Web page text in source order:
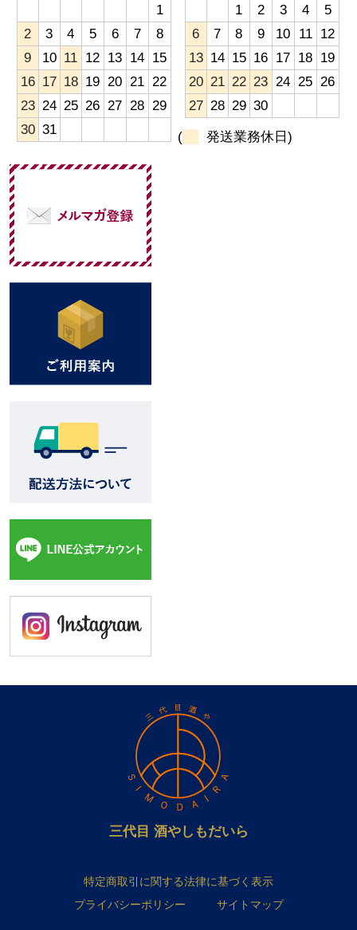
1
2
3 4 5 6 7
8
9
10 11 12 13 14 15
16 17 18 19 20 21 22
23 24 25 26 27 28 29
30 31
1
2 3 4
5
6
7 8 9 10 11
12
13 14 15 16 17 18 19
20 21 22 23 24 25 26
27 28 29 30
( 発送業務休日)
三代目 酒やしもだいら
特定商取引に関する法律に基づく表示
プライバシーポリシー
サイトマップ